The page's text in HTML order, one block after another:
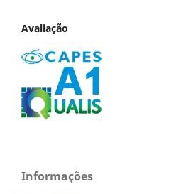
Avaliação
Informações